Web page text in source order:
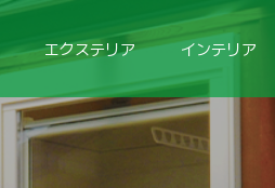
エクステリア インテリア